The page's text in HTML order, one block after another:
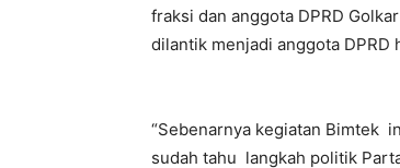
fraksi dan anggota DPRD
dilantik menjadi anggota DPRD
“Sebenarnya kegiatan Bimtek
sudah tahu langkah politik